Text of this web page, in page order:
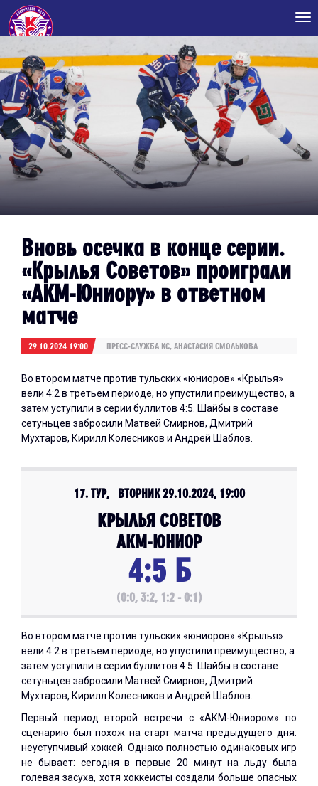
Вновь осечка в конце серии.
«Крылья Советов» проиграли
«АКМ-Юниору» в ответном
матче
29.10.2024 19:00 ПРЕСС-СЛУЖБА КС, АНАСТАСИЯ СМОЛЬКОВА
Во втором матче против тульских «юниоров» «Крылья»
вели 4:2 в третьем периоде, но упустили преимущество, а
затем уступили в серии буллитов 4:5. Шайбы в составе
сетуньцев забросили Матвей Смирнов, Дмитрий
Мухтаров, Кирилл Колесников и Андрей Шаблов.
17. ТУР, ВТОРНИК 29.10.2024, 19:00
КРЫЛЬЯ СОВЕТОВ
АКМ-ЮНИОР
4:5 Б
(0:0, 3:2, 1:2 - 0:1)
Во втором матче против тульских «юниоров» «Крылья»
вели 4:2 в третьем периоде, но упустили преимущество, а
затем уступили в серии буллитов 4:5. Шайбы в составе
сетуньцев забросили Матвей Смирнов, Дмитрий
Мухтаров, Кирилл Колесников и Андрей Шаблов.
Первый период второй встречи с «АКМ-Юниором» по
сценарию был похож на старт матча предыдущего дня:
неуступчивый хоккей. Однако полностью одинаковых игр
не бывает: сегодня в первые 20 минут на льду была
голевая засуха, хотя хоккеисты создали больше опасных